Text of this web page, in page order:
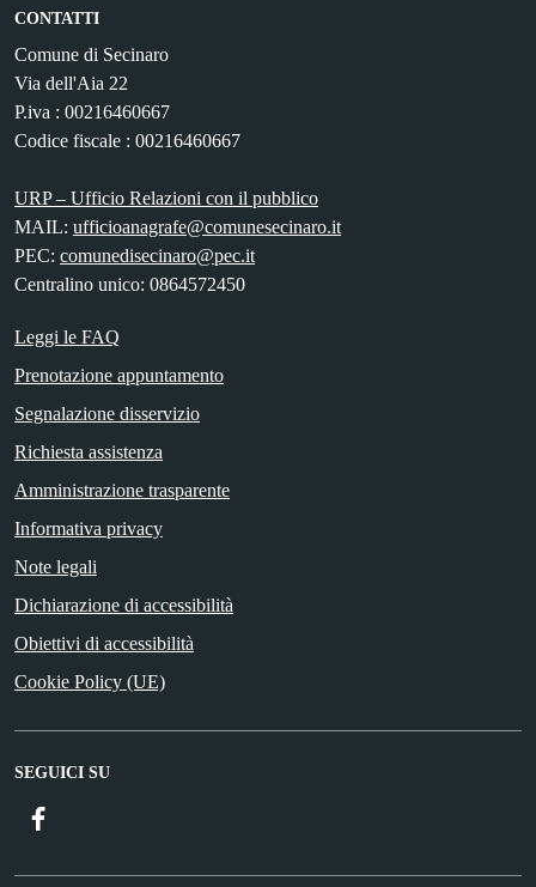
CONTATTI
Comune di Secinaro
Via dell'Aia 22
P.iva : 00216460667
Codice fiscale : 00216460667
URP – Ufficio Relazioni con il pubblico
MAIL: ufficioanagrafe@comunesecinaro.it
PEC: comunedisecinaro@pec.it
Centralino unico: 0864572450
Leggi le FAQ
Prenotazione appuntamento
Segnalazione disservizio
Richiesta assistenza
Amministrazione trasparente
Informativa privacy
Note legali
Dichiarazione di accessibilità
Obiettivi di accessibilità
Cookie Policy (UE)
SEGUICI SU